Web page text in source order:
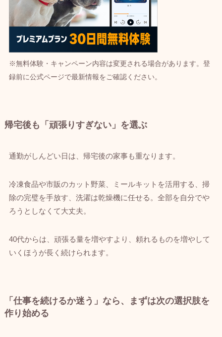
※無料体験・キャンペーン内容は変更される場合があります。登
録前に公式ページで最新情報をご確認ください。
帰宅後も「頑張りすぎない」を選ぶ
通勤がしんどい日は、帰宅後の家事も重なります。
冷凍食品や市販のカット野菜、ミールキットを活用する、掃
除の完璧を手放す、洗濯は乾燥機に任せる。全部を自分でや
ろうとしなくて大丈夫。
40代からは、頑張る量を増やすより、頼れるものを増やして
いくほうが長く続けられます。
「仕事を続けるか迷う」なら、まずは次の選択肢を
作り始める